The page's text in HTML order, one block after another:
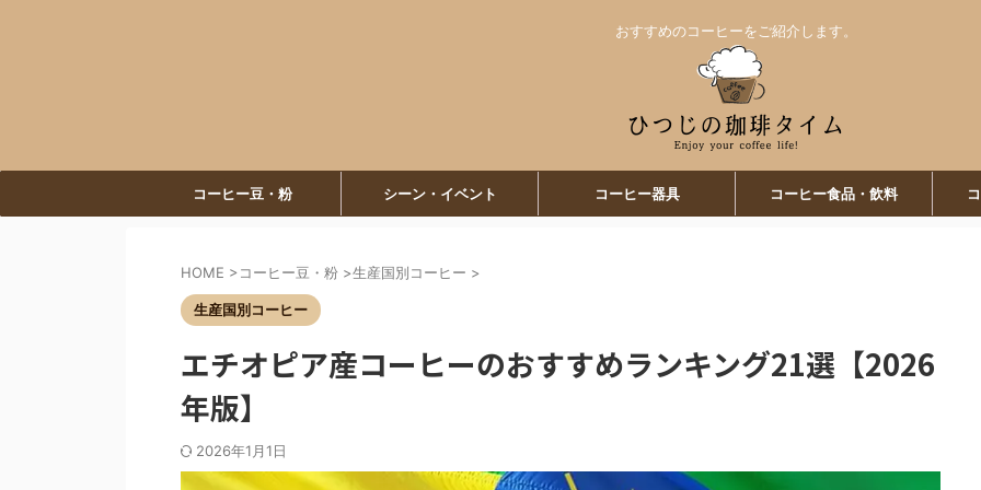
おすすめのコーヒーをご紹介します。
コーヒー豆・粉 シーン・イベント コーヒー器具 コーヒー食品・飲料
HOME >コーヒー豆・粉 >生産国別コーヒー >
生産国別コーヒー
エチオピア産コーヒーのおすすめランキング21選【2026
年版】
2026年1月1日